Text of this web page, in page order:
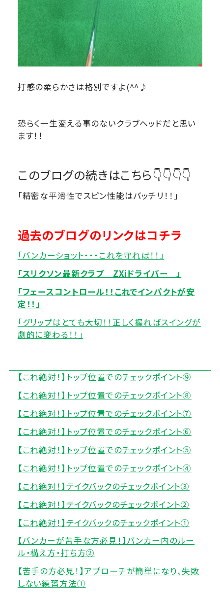
打感の柔らかさは格別ですよ(^^♪
恐らく一生変える事のないクラブヘッドだと思い
ます！！
このブログの続きはこちら👇👇👇👇
「精密な平滑性でスピン性能はバッチリ！！」
過去のブログのリンクはコチラ
「バンカーショット・・・これを守れば！！」
「スリクソン最新クラブ ZXiドライバー 」
「フェースコントロール！！これでインパクトが安
定！！」
「グリップはとても大切！！正しく握ればスイングが
劇的に変わる！！」
【これ絶対！】トップ位置でのチェックポイント⑨
【これ絶対！】トップ位置でのチェックポイント⑧
【これ絶対！】トップ位置でのチェックポイント⑦
【これ絶対！】トップ位置でのチェックポイント⑥
【これ絶対！】トップ位置でのチェックポイント⑤
【これ絶対！】トップ位置でのチェックポイント④
【これ絶対！】テイクバックのチェックポイント③
【これ絶対！】テイクバックのチェックポイント②
【これ絶対！】テイクバックのチェックポイント①
【バンカーが苦手な方必見！】バンカー内のルー
ル・構え方・打ち方②
【苦手の方必見！】アプローチが簡単になり、失敗
しない練習方法①